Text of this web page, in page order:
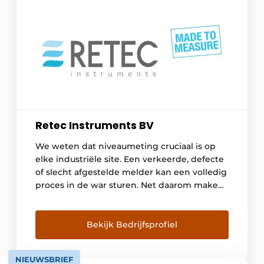
Retec Instruments BV
We weten dat niveaumeting cruciaal is op
elke industriële site. Een verkeerde, defecte
of slecht afgestelde melder kan een volledig
proces in de war sturen. Net daarom maken
kennen en uw situatie te analyseren. Het
juiste (niche)product voor uw specifieke
toepassingen vinden, vergt een persoonlijke
[…]
Bekijk Bedrijfsprofiel
NIEUWSBRIEF